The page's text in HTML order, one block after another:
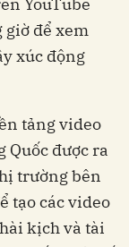
để xem
xúc động
tảng video
Quốc được ra
trường bên
tạo các video
kịch và tài